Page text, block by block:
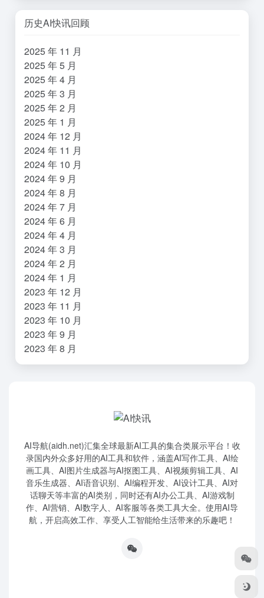
历史AI快讯回顾
2025 年 11 月
2025 年 5 月
2025 年 4 月
2025 年 3 月
2025 年 2 月
2025 年 1 月
2024 年 12 月
2024 年 11 月
2024 年 10 月
2024 年 9 月
2024 年 8 月
2024 年 7 月
2024 年 6 月
2024 年 4 月
2024 年 3 月
2024 年 2 月
2024 年 1 月
2023 年 12 月
2023 年 11 月
2023 年 10 月
2023 年 9 月
2023 年 8 月
AI导航(aidh.net)汇集全球最新AI工具的集合类展示平台！收
录国内外众多好用的AI工具和软件，涵盖AI写作工具、AI绘
画工具、AI图片生成器与AI抠图工具、AI视频剪辑工具、AI
音乐生成器、AI语音识别、AI编程开发、AI设计工具、AI对
话聊天等丰富的AI类别，同时还有AI办公工具、AI游戏制
作、AI营销、AI数字人、AI客服等各类工具大全。使用AI导
航，开启高效工作、享受人工智能给生活带来的乐趣吧！